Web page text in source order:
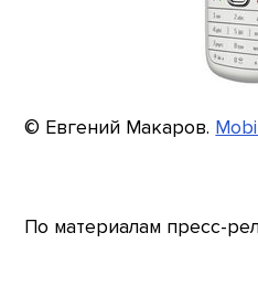
© Евгений Макаров.
По материалам пресс-